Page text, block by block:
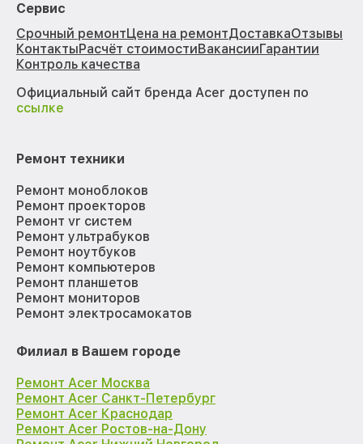
Сервис
Срочный ремонтЦена на ремонтДоставкаОтзывы
КонтактыРасчёт стоимостиВакансииГарантии
Контроль качества
Официальный сайт бренда Acer доступен по
ссылке
Ремонт техники
Ремонт моноблоков
Ремонт проекторов
Ремонт vr систем
Ремонт ультрабуков
Ремонт ноутбуков
Ремонт компьютеров
Ремонт планшетов
Ремонт мониторов
Ремонт электросамокатов
Филиал в Вашем городе
Ремонт Acer Москва
Ремонт Acer Санкт-Петербург
Ремонт Acer Краснодар
Ремонт Acer Ростов-на-Дону